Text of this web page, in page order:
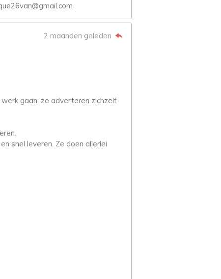
2 maanden geleden
gaan; ze adverteren zichzelf
snel leveren. Ze doen allerlei